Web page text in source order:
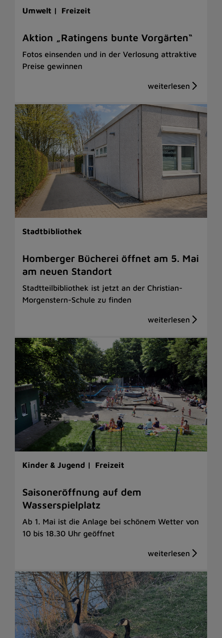
Umwelt | Freizeit
Aktion „Ratingens bunte Vorgärten“
Fotos einsenden und in der Verlosung attraktive
Preise gewinnen
Stadtbibliothek
Homberger Bücherei öffnet am 5. Mai
am neuen Standort
Stadtteilbibliothek ist jetzt an der Christian-
Morgenstern-Schule zu finden
Kinder & Jugend | Freizeit
Saisoneröffnung auf dem
Wasserspielplatz
Ab 1. Mai ist die Anlage bei schönem Wetter von
10 bis 18.30 Uhr geöffnet